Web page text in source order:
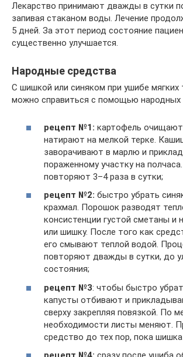
Лекарство принимают дважды в сутки
запивая стаканом воды. Лечение
5 дней. За этот период состояние
существенно улучшается.
Народные средства
С шишкой или синяком при ушибе мягких
можно справиться с помощью народных
рецепт №1: картофель
натирают на мелкой терке.
заворачивают в марлю и
пораженному участку на
повторяют 3–4 раза в сутки;
рецепт №2: быстро убрать
крахмал. Порошок разводят
консистенции густой сметаны и
или шишку. После того как
его смывают теплой водой.
повторяют дважды в сутки, до
состояния;
рецепт №3: чтобы быстро
капусты отбивают и
сверху закрепляя повязкой. По
необходимости листы меняют.
средство до тех пор, пока